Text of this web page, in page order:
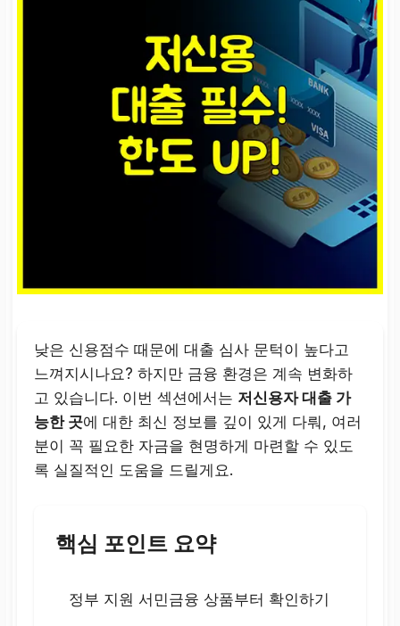
낮은 신용점수 때문에 대출 심사 문턱이 높다고
느껴지시나요? 하지만 금융 환경은 계속 변화하
고 있습니다. 이번 섹션에서는 저신용자 대출 가
능한 곳에 대한 최신 정보를 깊이 있게 다뤄, 여러
분이 꼭 필요한 자금을 현명하게 마련할 수 있도
록 실질적인 도움을 드릴게요.
핵심 포인트 요약
정부 지원 서민금융 상품부터 확인하기